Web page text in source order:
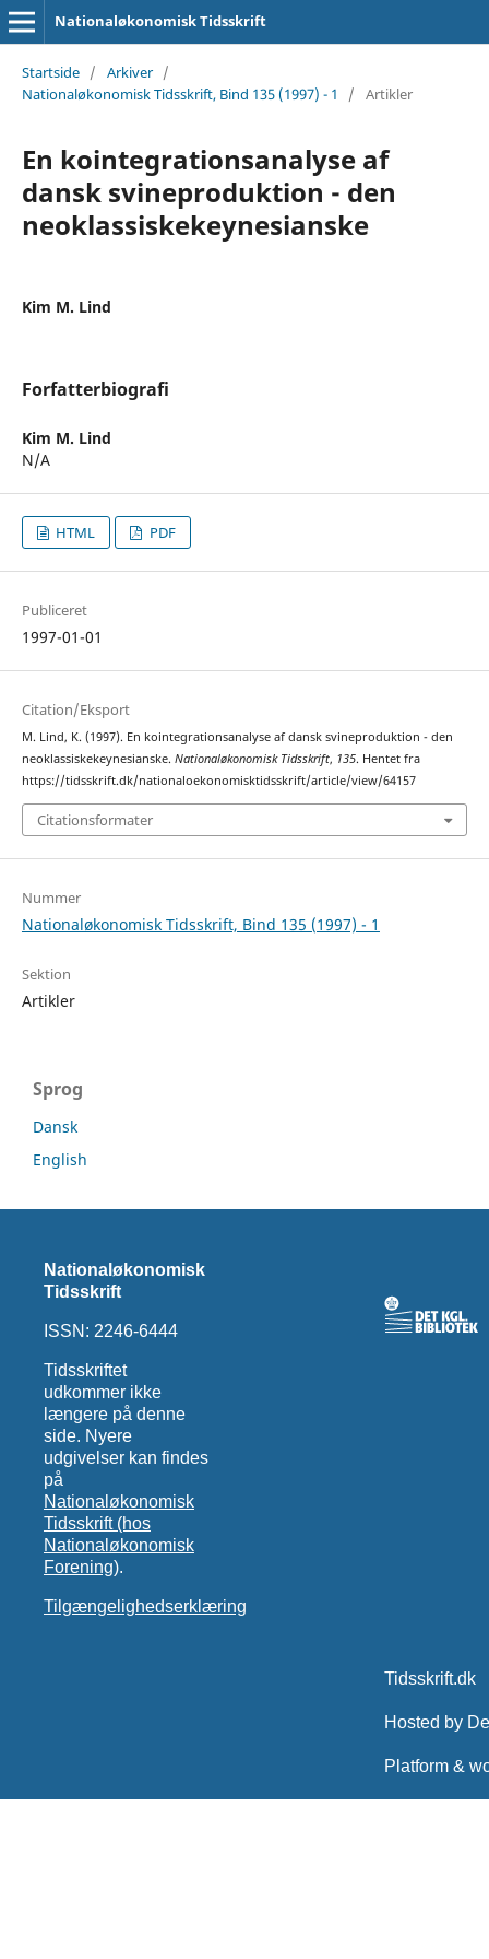
Nationaløkonomisk Tidsskrift
Startside / Arkiver /
Nationaløkonomisk Tidsskrift, Bind 135 (1997) - 1
/ Artikler
En kointegrationsanalyse af
dansk svineproduktion - den
neoklassiskekeynesianske
Kim M. Lind
Forfatterbiografi
Kim M. Lind
N/A
HTML PDF
Publiceret
1997-01-01
Citation/Eksport
M. Lind, K. (1997). En kointegrationsanalyse af dansk svineproduktion - den
neoklassiskekeynesianske. Nationaløkonomisk Tidsskrift, 135. Hentet fra
https://tidsskrift.dk/nationaloekonomisktidsskrift/article/view/64157
Citationsformater
Nummer
Nationaløkonomisk Tidsskrift, Bind 135 (1997) - 1
Sektion
Artikler
Sprog
Dansk
English
Nationaløkonomisk
Tidsskrift
ISSN: 2246-6444
Tidsskriftet
udkommer ikke
længere på denne
side. Nyere
udgivelser kan findes
på
Nationaløkonomisk
Tidsskrift (hos
Nationaløkonomisk
Forening).
Tilgængelighedserklæring